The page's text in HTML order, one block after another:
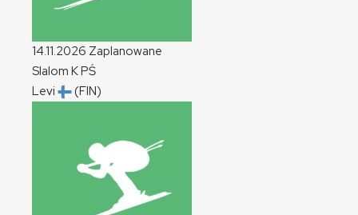
14.11.2026 Zaplanowane
Slalom KPŚ
Levi
(FIN)